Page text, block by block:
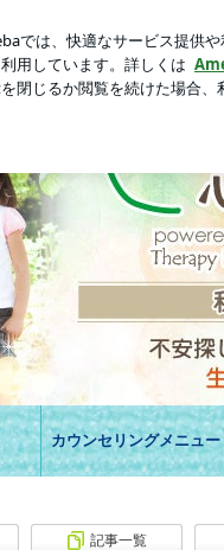
化から抜ける心のト
ャミと通常版の歴然な差
記事一覧
カウンセリングメニュー